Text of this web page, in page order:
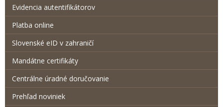
Evidencia autentifikátorov
Platba online
Slovenské eID v zahraničí
Mandátne certifikáty
Centrálne úradné doručovanie
Prehľad noviniek